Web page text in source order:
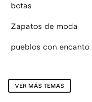
botas
Zapatos de moda
pueblos con encanto
VER MÁS TEMAS